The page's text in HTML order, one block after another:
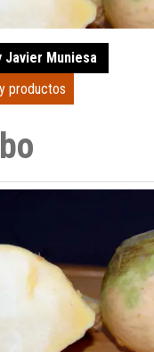
Javier Muniesa
productos